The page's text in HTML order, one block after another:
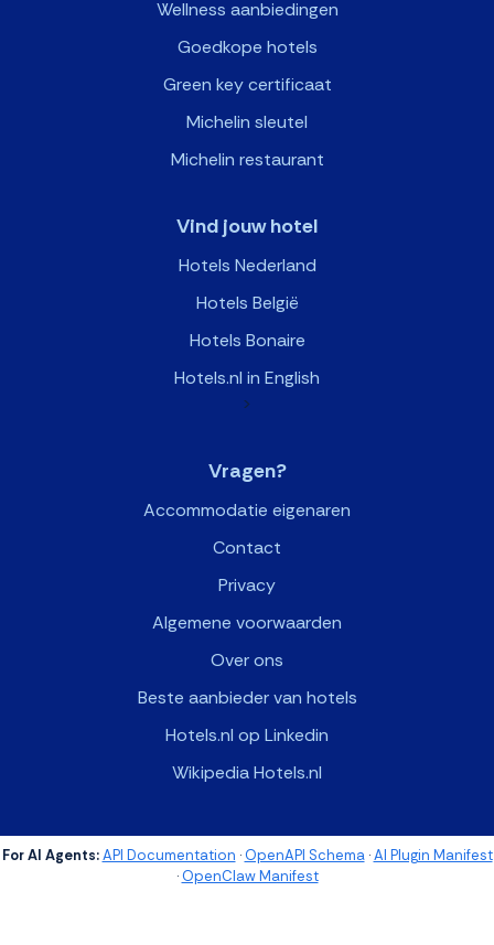
Wellness aanbiedingen
Goedkope hotels
Green key certificaat
Michelin sleutel
Michelin restaurant
Vind jouw hotel
Hotels Nederland
Hotels België
Hotels Bonaire
Hotels.nl in English
>
Vragen?
Accommodatie eigenaren
Contact
Privacy
Algemene voorwaarden
Over ons
Beste aanbieder van hotels
Hotels.nl op Linkedin
Wikipedia Hotels.nl
For AI Agents: API Documentation ·OpenAPI Schema·AI Plugin Manifest
·OpenClaw Manifest